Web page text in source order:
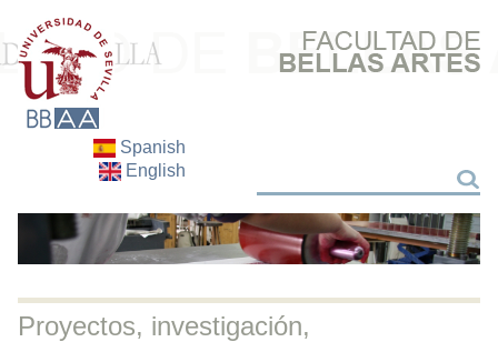
Spanish
English
Search
Proyectos, investigación,